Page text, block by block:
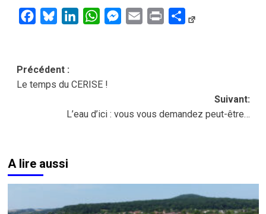
FacebookBlueskyLinkedInWhatsAppMessenger
Email Print Partager
Navigation
d’article
Précédent :
Le temps du CERISE !
Suivant:
L’eau d’ici : vous vous demandez peut-être…
A lire aussi